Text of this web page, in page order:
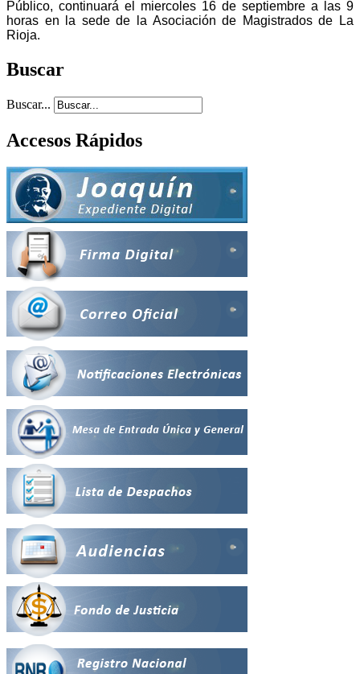
Público, continuará el miercoles 16 de septiembre a las 9
horas en la sede de la Asociación de Magistrados de La
Rioja.
Buscar
Buscar...
Accesos Rápidos